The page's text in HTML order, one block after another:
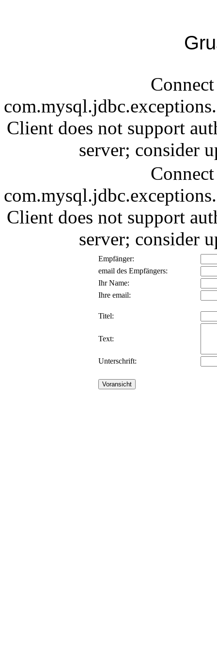
Client does not support
server; consider
Client does not support
server; consider
Empfänger:
email des Empfängers:
Ihr Name:
Ihre email:
Titel:
Text:
Unterschrift: